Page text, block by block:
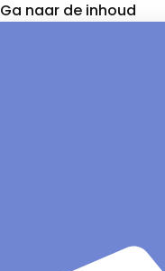
Ga naar de inhoud